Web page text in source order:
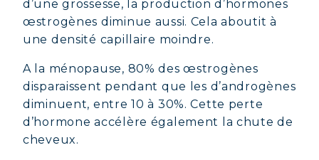
d’une grossesse, la production d’hormones
œstrogènes diminue aussi. Cela aboutit à
une densité capillaire moindre.
A la ménopause, 80% des œstrogènes
disparaissent pendant que les d’androgènes
diminuent, entre 10 à 30%. Cette perte
d’hormone accélère également la chute de
cheveux.